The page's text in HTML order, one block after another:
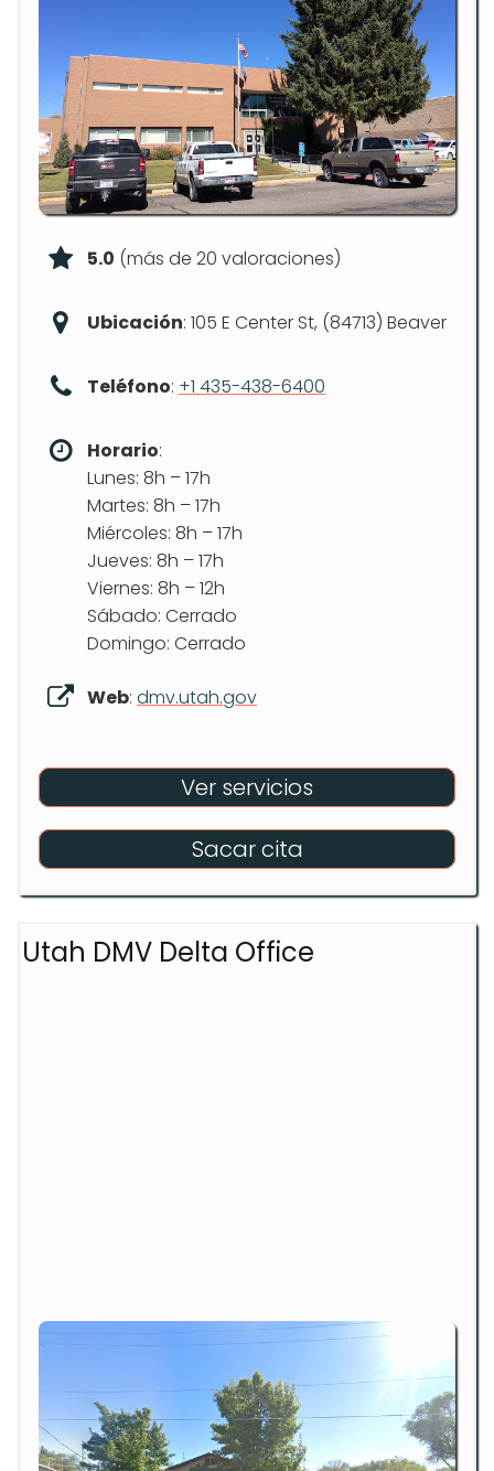
5.0 (más de 20 valoraciones)
Ubicación: 105 E Center St, (84713) Beaver
Teléfono: +1 435-438-6400
Horario:
Lunes: 8h – 17h
Martes: 8h – 17h
Miércoles: 8h – 17h
Jueves: 8h – 17h
Viernes: 8h – 12h
Sábado: Cerrado
Domingo: Cerrado
Web: dmv.utah.gov
Ver servicios
Sacar cita
Utah DMV Delta Office